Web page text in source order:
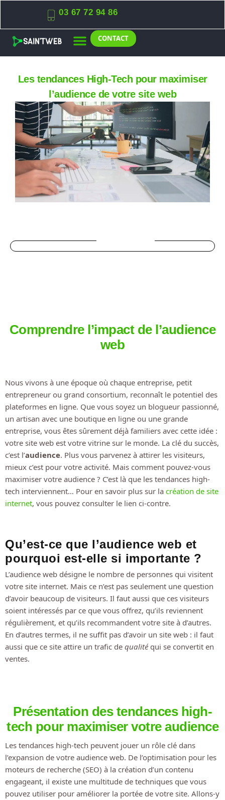
03 67 72 94 86
CONTACT
Les tendances High-Tech pour maximiser
l’audience de votre site web
Comprendre l’impact de l’audience
web
Nous vivons à une époque où chaque entreprise, petit
entrepreneur ou grand consortium, reconnaît le potentiel des
plateformes en ligne. Que vous soyez un blogueur passionné,
un artisan avec une boutique en ligne ou une grande
entreprise, vous êtes sûrement déjà familiers avec cette idée :
votre site web est votre vitrine sur le monde. La clé du succès,
c’est l’audience. Plus vous parvenez à attirer les visiteurs,
mieux c’est pour votre activité. Mais comment pouvez-vous
maximiser votre audience ? C’est là que les tendances high-
tech interviennent… Pour en savoir plus sur la création de site
internet, vous pouvez consulter le lien ci-contre.
Qu’est-ce que l’audience web et
pourquoi est-elle si importante ?
L’audience web désigne le nombre de personnes qui visitent
votre site internet. Mais ce n’est pas seulement une question
d’avoir beaucoup de visiteurs. Il faut aussi que ces visiteurs
soient intéressés par ce que vous offrez, qu’ils reviennent
régulièrement, et qu’ils recommandent votre site à d’autres.
En d’autres termes, il ne suffit pas d’avoir un site web : il faut
aussi que ce site attire un trafic de qualité qui se convertit en
ventes.
Présentation des tendances high-
tech pour maximiser votre audience
Les tendances high-tech peuvent jouer un rôle clé dans
l’expansion de votre audience web. De l’optimisation pour les
moteurs de recherche (SEO) à la création d’un contenu
engageant, il existe une multitude de techniques que vous
pouvez utiliser pour améliorer la portée de votre site. Allons-y